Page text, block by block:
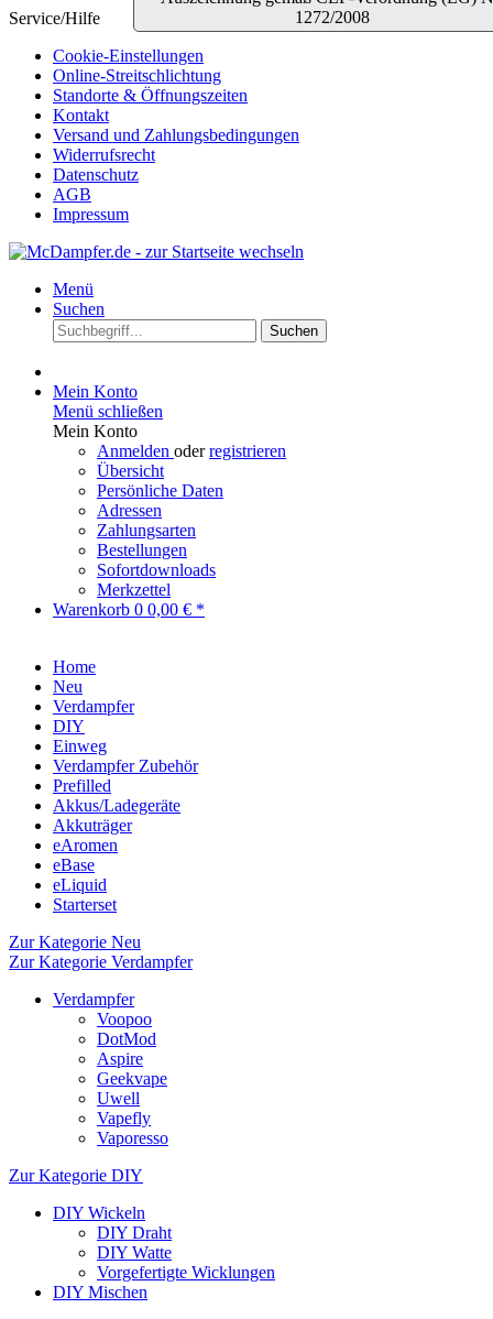
Service/Hilfe
Cookie-Einstellungen
Online-Streitschlichtung
Standorte & Öffnungszeiten
Kontakt
Versand und Zahlungsbedingungen
Widerrufsrecht
Datenschutz
AGB
Impressum
Menü
Suchen
Suchen
Mein Konto
Menü schließen
Mein Konto
Anmelden oderregistrieren
Übersicht
Persönliche Daten
Adressen
Zahlungsarten
Bestellungen
Sofortdownloads
Merkzettel
Warenkorb 0 0,00 € *
Home
Neu
Verdampfer
DIY
Einweg
Verdampfer Zubehör
Prefilled
Akkus/Ladegeräte
Akkuträger
eAromen
eBase
eLiquid
Starterset
Zur Kategorie Neu
Zur Kategorie Verdampfer
Verdampfer
Voopoo
DotMod
Aspire
Geekvape
Uwell
Vapefly
Vaporesso
Zur Kategorie DIY
DIY Wickeln
DIY Draht
DIY Watte
Vorgefertigte Wicklungen
DIY Mischen
1272/2008